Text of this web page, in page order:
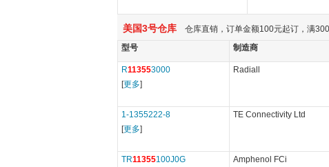
美国3号仓库 仓库直销，订单金额100元起订，满
型号
制造商
R113553000
[更多]
Radiall
1-1355222-8
[更多]
TE Connectivity Ltd
TR11355100J0G
Amphenol FCi